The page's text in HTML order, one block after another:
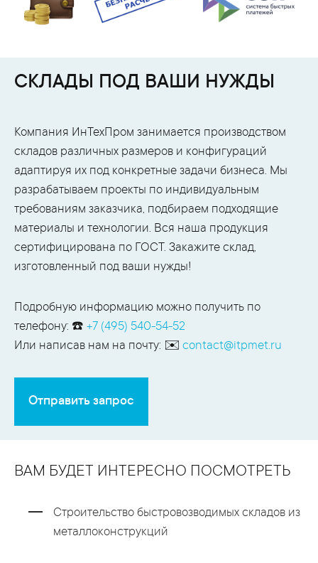
СКЛАДЫ ПОД ВАШИ НУЖДЫ
Компания ИнТехПром занимается производством
складов различных размеров и конфигураций
адаптируя их под конкретные задачи бизнеса. Мы
разрабатываем проекты по индивидуальным
требованиям заказчика, подбираем подходящие
материалы и технологии. Вся наша продукция
сертифицирована по ГОСТ. Закажите склад,
изготовленный под ваши нужды!
Подробную информацию можно получить по
телефону: ☎️ +7 (495) 540-54-52
Или написав нам на почту: ✉️ contact@itpmet.ru
Отправить запрос
ВАМ БУДЕТ ИНТЕРЕСНО ПОСМОТРЕТЬ
Строительство быстровозводимых складов из
металлоконструкций